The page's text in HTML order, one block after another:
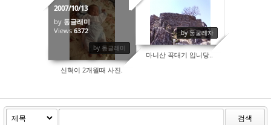
by 동글래미
2007/10/13
by 동글래미
Views6372
신혁이 2개월때 사진.
by 둥굴레차
10220
마니산 꼭대기 입니당..
검색